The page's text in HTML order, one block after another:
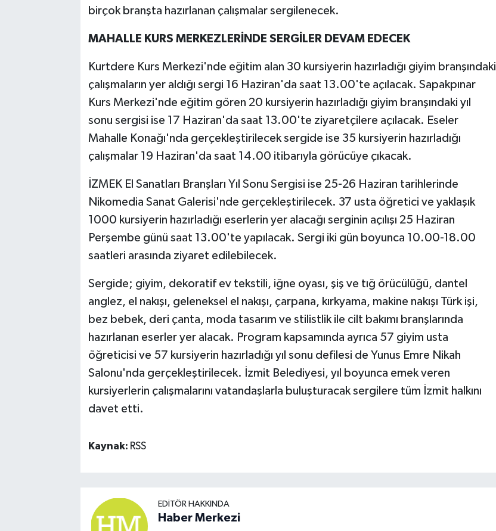
birçok branşta hazırlanan çalışmalar sergilenecek.
MAHALLE KURS MERKEZLERİNDE SERGİLER DEVAM EDECEK
Kurtdere Kurs Merkezi'nde eğitim alan 30 kursiyerin hazırladığı giyim branşındaki
çalışmaların yer aldığı sergi 16 Haziran'da saat 13.00'te açılacak. Sapakpınar
Kurs Merkezi'nde eğitim gören 20 kursiyerin hazırladığı giyim branşındaki yıl
sonu sergisi ise 17 Haziran'da saat 13.00'te ziyaretçilere açılacak. Eseler
Mahalle Konağı'nda gerçekleştirilecek sergide ise 35 kursiyerin hazırladığı
çalışmalar 19 Haziran'da saat 14.00 itibarıyla görücüye çıkacak.
İZMEK El Sanatları Branşları Yıl Sonu Sergisi ise 25-26 Haziran tarihlerinde
Nikomedia Sanat Galerisi'nde gerçekleştirilecek. 37 usta öğretici ve yaklaşık
1000 kursiyerin hazırladığı eserlerin yer alacağı serginin açılışı 25 Haziran
Perşembe günü saat 13.00'te yapılacak. Sergi iki gün boyunca 10.00-18.00
saatleri arasında ziyaret edilebilecek.
Sergide; giyim, dekoratif ev tekstili, iğne oyası, şiş ve tığ örücülüğü, dantel
anglez, el nakışı, geleneksel el nakışı, çarpana, kırkyama, makine nakışı Türk işi,
bez bebek, deri çanta, moda tasarım ve stilistlik ile cilt bakımı branşlarında
hazırlanan eserler yer alacak. Program kapsamında ayrıca 57 giyim usta
öğreticisi ve 57 kursiyerin hazırladığı yıl sonu defilesi de Yunus Emre Nikah
Salonu'nda gerçekleştirilecek. İzmit Belediyesi, yıl boyunca emek veren
kursiyerlerin çalışmalarını vatandaşlarla buluşturacak sergilere tüm İzmit halkını
davet etti.
Kaynak: RSS
EDITÖR HAKKINDA
Haber Merkezi